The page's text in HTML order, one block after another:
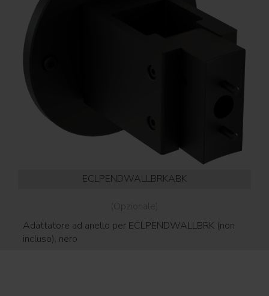
ECLPENDWALLBRKABK
(Opzionale)
Adattatore ad anello per ECLPENDWALLBRK (non
incluso), nero